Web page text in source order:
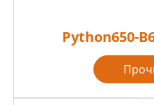
Python650-